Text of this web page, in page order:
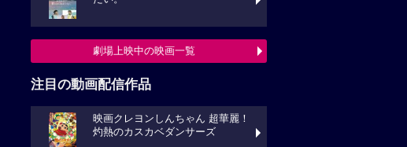
劇場上映中の映画一覧
注目の動画配信作品
映画クレヨンしんちゃん 超華麗！
灼熱のカスカベダンサーズ